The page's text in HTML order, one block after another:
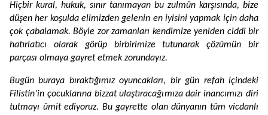
Hiçbir kural, hukuk, sınır tanımayan bu zulmün karşısında, bize
düşen her koşulda elimizden gelenin en iyisini yapmak için daha
çok çabalamak. Böyle zor zamanları kendimize yeniden ciddi bir
hatırlatıcı olarak görüp birbirimize tutunarak çözümün bir
parçası olmaya gayret etmek zorundayız.
Bugün buraya bıraktığımız oyuncakları, bir gün refah içindeki
Filistin’in çocuklarına bizzat ulaştıracağımıza dair inancımızı diri
tutmayı ümit ediyoruz. Bu gayrette olan dünyanın tüm vicdanlı